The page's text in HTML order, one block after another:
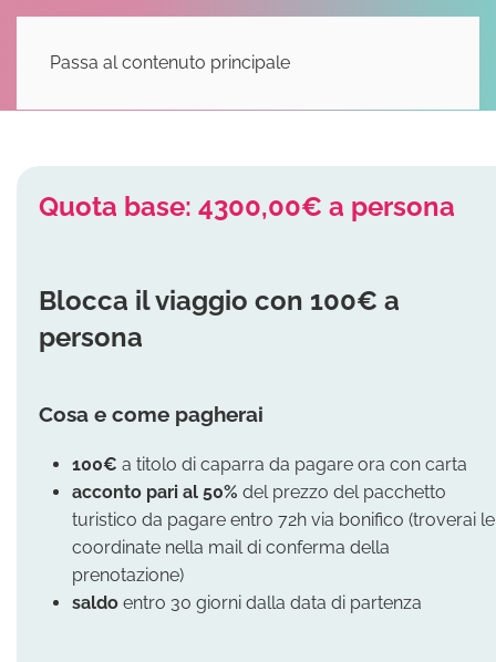
Passa al contenuto principale
Quota base: 4300,00€ a persona
Blocca il viaggio con 100€ a
persona
Cosa e come pagherai
100€ a titolo di caparra da pagare ora con carta
acconto pari al 50% del prezzo del pacchetto
turistico da pagare entro 72h via bonifico (troverai le
coordinate nella mail di conferma della
prenotazione)
saldo entro 30 giorni dalla data di partenza